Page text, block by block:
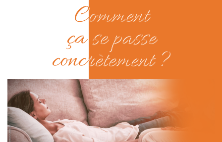
Comment
ça se passe
concrètement ?